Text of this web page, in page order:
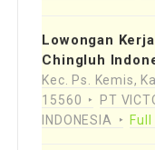
Lowongan
Chingluh
Kec. Ps. Kemis,
15560
PT
INDONESIA